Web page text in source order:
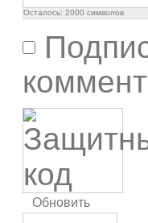
Осталось: 2000 символов
Обновить